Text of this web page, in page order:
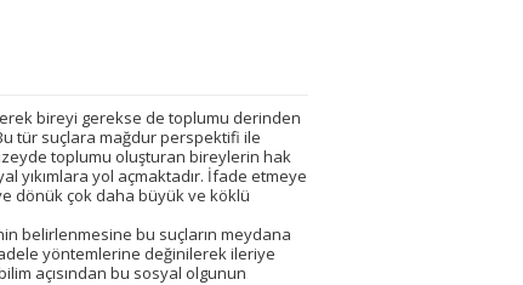
bireyi gerekse de toplumu derinden
tür suçlara mağdur perspektifi ile
toplumu oluşturan bireylerin hak
yol açmaktadır. İfade etmeye
dönük çok daha büyük ve köklü
belirlenmesine bu suçların meydana
yöntemlerine değinilerek ileriye
açısından bu sosyal olgunun